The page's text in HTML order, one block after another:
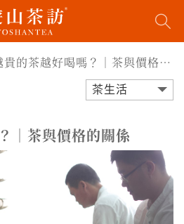
的茶越好喝嗎？｜茶與價格的關係
茶生活
｜茶與價格的關係